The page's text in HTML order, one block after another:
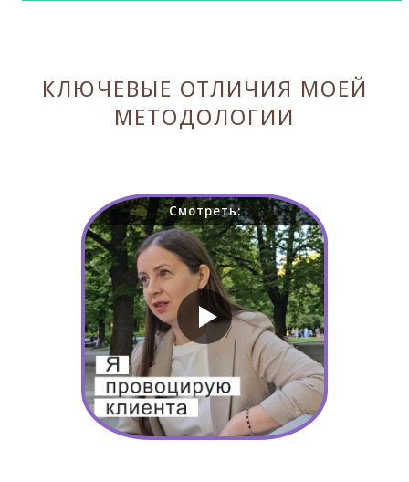
КЛЮЧЕВЫЕ ОТЛИЧИЯ МОЕЙ
МЕТОДОЛОГИИ
Смотреть: